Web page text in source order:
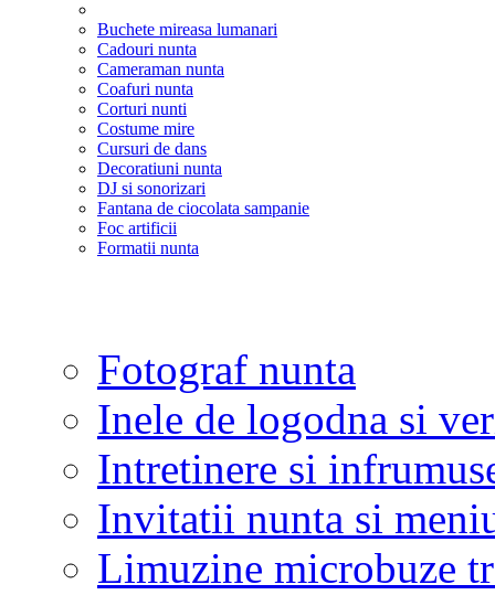
Buchete mireasa lumanari
Cadouri nunta
Cameraman nunta
Coafuri nunta
Corturi nunti
Costume mire
Cursuri de dans
Decoratiuni nunta
DJ si sonorizari
Fantana de ciocolata sampanie
Foc artificii
Formatii nunta
Fotograf nunta
Inele de logodna si
Intretinere si
Invitatii nunta si
Limuzine microbuze